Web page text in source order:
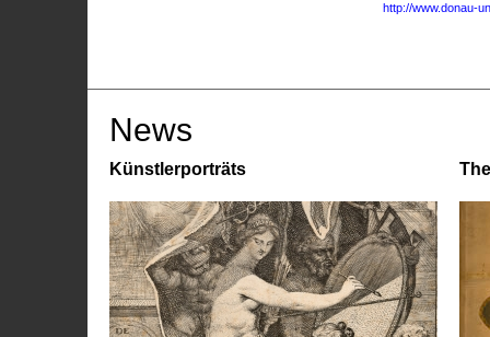
http://www.donau-
News
Künstlerporträts